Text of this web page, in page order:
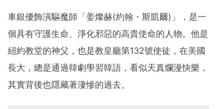
車銀優飾演驅魔師「姜燦赫(約翰・斯凱爾)」，是一
個具有守護生命、淨化邪惡的高貴使命的人物。他是
紐約教堂的神父，也是教皇廳第132號使徒，在美國
長大，總是通過韓劇學習韓語，看似天真爛漫快樂，
其實背後也隱藏著淒慘的過去。